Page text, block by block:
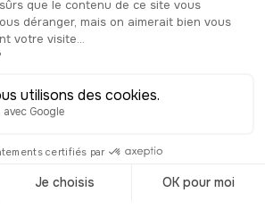
de la HSBC, alors
“le plus beau
Après 1949, le Bund
avant de renaître
1990, parallèlement à
de Pudong, de l’autre côté
restaurés font face aux